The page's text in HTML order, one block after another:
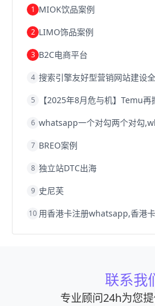
跨境电商优势跨境电商的优势
1 MIOK饮品案例
2 LIMO饰品案例
3 B2C电商平台
4 搜索引擎友好型营销网站建设
5
6
7 BREO案例
8 独立站DTC出海
9 史尼芙
10 用香港卡注册whatsapp,香港
联系我
专业顾问24h为您